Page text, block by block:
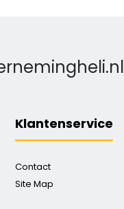
Klantenservice
Contact
Site Map